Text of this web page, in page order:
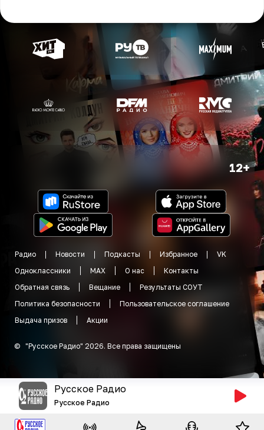
12+
Радио Новости Подкасты Избранное
VK
Одноклассники
MAX О нас
Контакты
Обратная связь
Вещание
Результаты СОУТ
Политика безопасности
Пользовательское соглашение
Выдача призов
Акции
© "Русское Радио" 2026. Все права защищены
Русское Радио
Русское Радио